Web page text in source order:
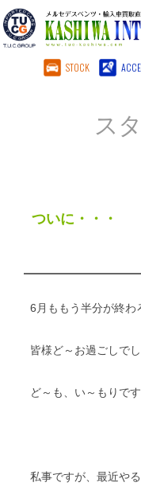
STOCK
リクルート
会社概要
スタッフブログ
ス
ついに・・・
6月ももう半分が終わ
皆様ど～お過ごしで
ど～も、い～もりです
私事ですが、最近や